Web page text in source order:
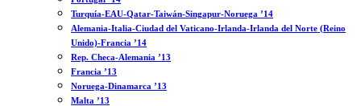
Turquía-EAU-Qatar-Taiwán-Singapur-Noruega ’14
Alemania-Italia-Ciudad del Vaticano-Irlanda-Irlanda del Norte (Reino
Unido)-Francia ’14
Rep. Checa-Alemania ’13
Francia ’13
Noruega-Dinamarca ’13
Malta ’13